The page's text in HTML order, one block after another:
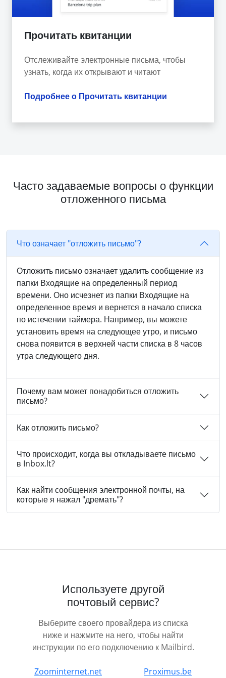
Прочитать квитанции
Отслеживайте электронные письма, чтобы
узнать, когда их открывают и читают
Подробнее о Прочитать квитанции
Часто задаваемые вопросы о функции
отложенного письма
Что означает "отложить письмо"?
Отложить письмо означает удалить сообщение из
папки Входящие на определенный период
времени. Оно исчезнет из папки Входящие на
определенное время и вернется в начало списка
по истечении таймера. Например, вы можете
установить время на следующее утро, и письмо
снова появится в верхней части списка в 8 часов
утра следующего дня.
Почему вам может понадобиться отложить
письмо?
Как отложить письмо?
Что происходит, когда вы откладываете письмо
в Inbox.lt?
Как найти сообщения электронной почты, на
которые я нажал "дремать"?
Используете другой
почтовый сервис?
Выберите своего провайдера из списка
ниже и нажмите на него, чтобы найти
инструкции по его подключению к Mailbird.
Zoominternet.net
Proximus.be